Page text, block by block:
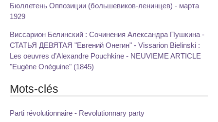
Бюллетень Оппозиции (большевиков-ленинцев) - марта
1929
Виссарион Белинский : Сочинения Александра Пушкина -
СТАТЬЯ ДЕВЯТАЯ "Евгений Онегин" - Vissarion Bielinski :
Les oeuvres d’Alexandre Pouchkine - NEUVIEME ARTICLE
"Eugène Onéguine" (1845)
Mots-clés
Parti révolutionnaire - Revolutionnary party